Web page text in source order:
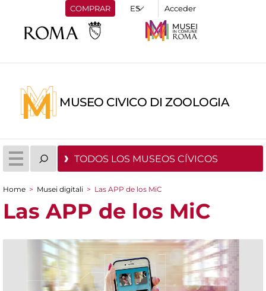
COMPRAR Acceder
MUSEO CIVICO DI ZOOLOGIA
TODOS LOS MUSEOS CÍVICOS
You are here
Home > Musei digitali > Las APP de los MiC
Las APP de los MiC